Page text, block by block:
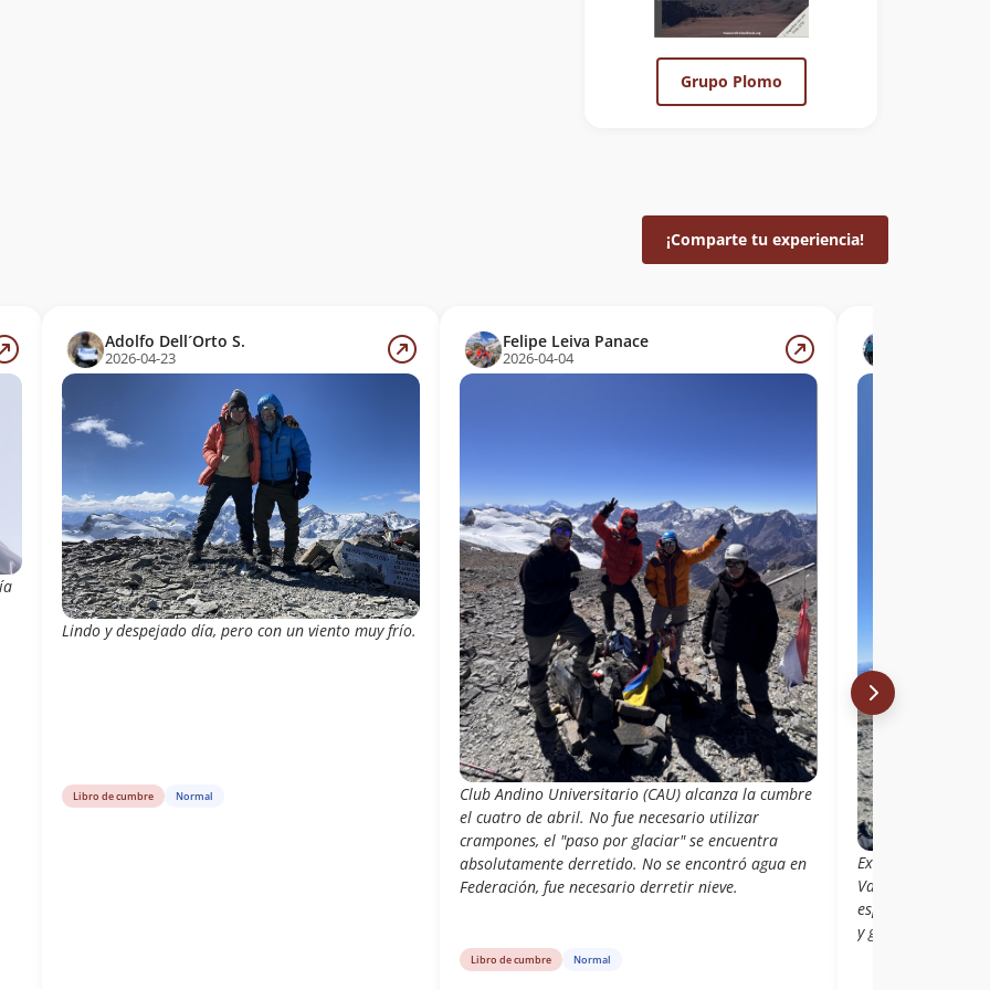
Grupo Plomo
¡Comparte tu experiencia!
Adolfo Dell´Orto S.
2026-04-23
Lindo y despejado día, pero con un viento muy frío.
Libro de cumbre Normal
Felipe Leiva Panace
2026-04-04
Club Andino Universitario (CAU) alcanza la cumbre
el cuatro de abril. No fue necesario utilizar
crampones, el "paso por glaciar" se encuentra
absolutamente derretido. No se encontró agua en
Federación, fue necesario derretir nieve.
Libro de cumbre Normal
Excelentes
Valle Nevado con
espectacular con
y glaciar Juncal